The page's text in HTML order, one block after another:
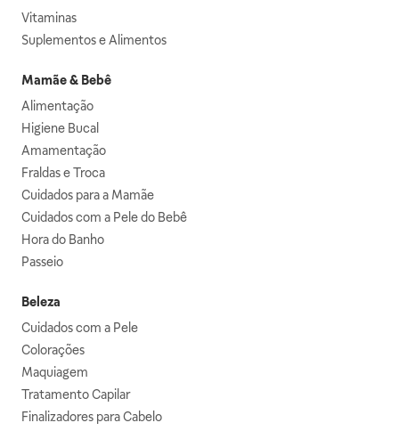
Vitaminas
Suplementos e Alimentos
Mamãe & Bebê
Alimentação
Higiene Bucal
Amamentação
Fraldas e Troca
Cuidados para a Mamãe
Cuidados com a Pele do Bebê
Hora do Banho
Passeio
Beleza
Cuidados com a Pele
Colorações
Maquiagem
Tratamento Capilar
Finalizadores para Cabelo